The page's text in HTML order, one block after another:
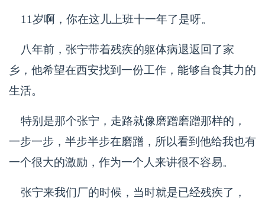
11岁啊，你在这儿上班十一年了是呀。
八年前，张宁带着残疾的躯体病退返回了家
乡，他希望在西安找到一份工作，能够自食其力的
生活。
特别是那个张宁，走路就像磨蹭磨蹭那样的，
一步一步，半步半步在磨蹭，所以看到他给我也有
一个很大的激励，作为一个人来讲很不容易。
张宁来我们厂的时候，当时就是已经残疾了，